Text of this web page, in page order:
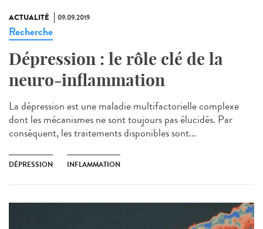
ACTUALITÉ 09.09.2019
Recherche
Dépression : le rôle clé de la
neuro-inflammation
La dépression est une maladie multifactorielle complexe
dont les mécanismes ne sont toujours pas élucidés. Par
conséquent, les traitements disponibles sont...
DÉPRESSION INFLAMMATION